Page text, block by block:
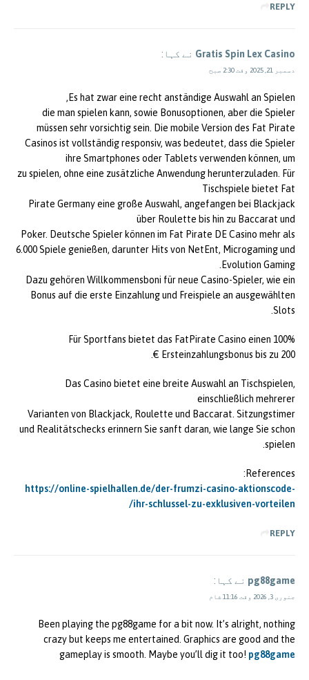
REPLY
Gratis Spin Lex Casino نے کہا:
دسمبر 21, 2025 وقت 2:30 صبح
Es hat zwar eine recht anständige Auswahl an Spielen,
die man spielen kann, sowie Bonusoptionen, aber die Spieler
müssen sehr vorsichtig sein. Die mobile Version des Fat Pirate
Casinos ist vollständig responsiv, was bedeutet, dass die Spieler
ihre Smartphones oder Tablets verwenden können, um
zu spielen, ohne eine zusätzliche Anwendung herunterzuladen. Für
Tischspiele bietet Fat
Pirate Germany eine große Auswahl, angefangen bei Blackjack
über Roulette bis hin zu Baccarat und
Poker. Deutsche Spieler können im Fat Pirate DE Casino mehr als
6.000 Spiele genießen, darunter Hits von NetEnt, Microgaming und
Evolution Gaming.
Dazu gehören Willkommensboni für neue Casino-Spieler, wie ein
Bonus auf die erste Einzahlung und Freispiele an ausgewählten
Slots.
Für Sportfans bietet das FatPirate Casino einen 100%
Ersteinzahlungsbonus bis zu 200 €.
Das Casino bietet eine breite Auswahl an Tischspielen,
einschließlich mehrerer
Varianten von Blackjack, Roulette und Baccarat. Sitzungstimer
und Realitätschecks erinnern Sie sanft daran, wie lange Sie schon
spielen.
References:
https://online-spielhallen.de/der-frumzi-casino-aktionscode-
ihr-schlussel-zu-exklusiven-vorteilen/
REPLY
pg88game نے کہا:
جنوری 3, 2026 وقت 11:16 شام
Been playing the pg88game for a bit now. It’s alright, nothing
crazy but keeps me entertained. Graphics are good and the
gameplay is smooth. Maybe you’ll dig it too! pg88game